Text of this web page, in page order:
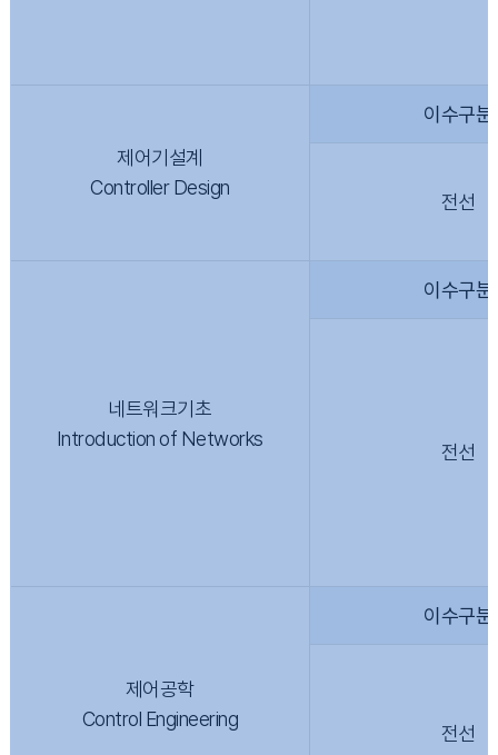
제어기설계
Controller Design
이수구분
전선
네트워크기초
Introduction of Networks
이수구분
전선
제어공학
Control Engineering
이수구분
전선